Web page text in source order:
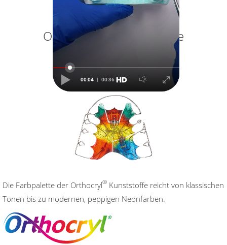
00:04 00:36
Orthocryl® Produktpalette
Die Farbpalette der Orthocryl® Kunststoffe reicht von klassischen
Tönen bis zu modernen, peppigen Neonfarben.